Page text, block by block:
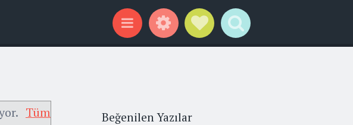
Menu WidgetsSocial Links
Search
Tüm
Beğenilen Yazılar